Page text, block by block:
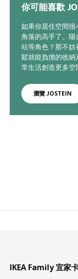
你可能喜歡
如果你居住空間
角落的高手了。
站等角色？那不妨
鬆就能負擔的收納
常生活創造更多空
瀏覽 JOSTEIN
IKEA Family 宜家